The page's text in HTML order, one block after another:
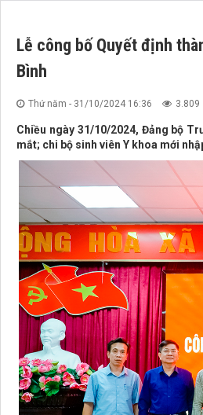
Lễ công bố Quyết định
Bình
Thứ năm - 31/10/2024 16:36 3.809
Chiều ngày 31/10/2024, Đảng bộ
mắt; chi bộ sinh viên Y khoa mới